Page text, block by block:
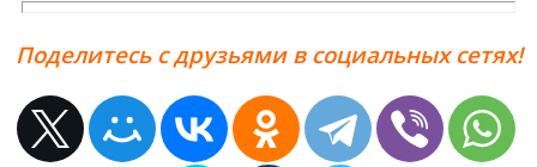
Поделитесь с друзьями в социальных сетях!